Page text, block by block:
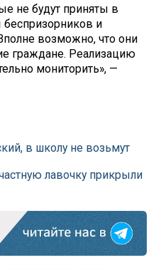
не будут приняты в
и
возможно, что они
граждане. Реализацию
мониторить», —
в школу не возьмут
лавочку прикрыли